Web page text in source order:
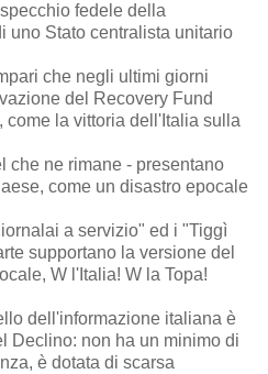
fedele della
uno Stato centralista unitario
che negli ultimi giorni
del Recovery Fund
la vittoria dell'Italia sulla
che ne rimane - presentano
come un disastro epocale
a servizio" ed i "Tiggì
supportano la versione del
W l'Italia! W la Topa!
dell'informazione italiana è
Declino: non ha un minimo di
è dotata di scarsa